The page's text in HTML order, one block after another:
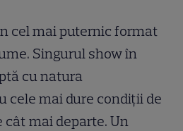
cel mai puternic format
Singurul show în
cu natura
cele mai dure condiții de
mai departe. Un